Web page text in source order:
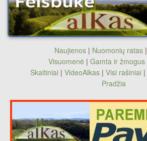
Naujienos| Nuomonių ratas|
Visuomenė | Gamta ir žmogus
Skaitiniai | VideoAlkas | Visi rašiniai |
Pradžia